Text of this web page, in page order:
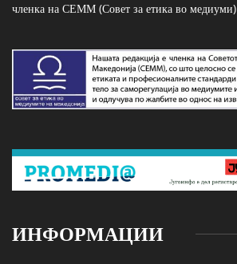
членка на СЕММ (Совет за етика во медиуми)
ИНФОРМАЦИИ